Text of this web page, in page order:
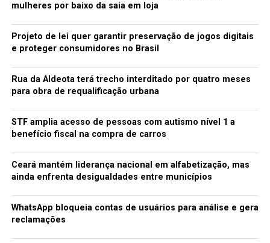
A SEGUIR
Servidor público de 58 anos é preso suspeito de
estuprar crianças e adolescentes
NÃO PERCA
Iguatu: Em uma semana polícia registra segundo crime
de morte no sítio Tambiá
redacao
mulheres por baixo da saia em loja
Projeto de lei quer garantir preservação de jogos digitais
e proteger consumidores no Brasil
Rua da Aldeota terá trecho interditado por quatro meses
para obra de requalificação urbana
STF amplia acesso de pessoas com autismo nível 1 a
benefício fiscal na compra de carros
Ceará mantém liderança nacional em alfabetização, mas
ainda enfrenta desigualdades entre municípios
WhatsApp bloqueia contas de usuários para análise e gera
reclamações